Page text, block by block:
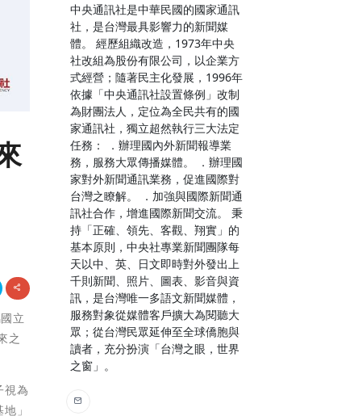
立
之
視為
」
中央通訊社是中華民國的國家通訊
社，是台灣最具影響力的新聞媒
體。 經歷組織改造，1973年中央
社改組為股份有限公司，以企業方
式經營；隨著民主化發展，1996年
依據「中央通訊社設置條例」改制
為財團法人，定位為全民共有的國
家通訊社，獨立超然執行三大法定
任務： ．辦理國內外新聞報導業
務，服務大眾傳播媒體。 ．辦理國
家對外新聞通訊業務，促進國際對
台灣之瞭解。 ．加強與國際新聞通
訊社合作，增進國際新聞交流。 秉
持「正確、領先、客觀、翔實」的
基本原則，中央社專業新聞團隊每
天以中、英、日文即時對外發出上
千則新聞、照片、圖表、影音與資
訊，是台灣唯一多語文新聞媒體，
服務對象從媒體客戶擴大為閱聽大
眾；從台灣民眾延伸至全球僑胞與
讀者，充分扮演「台灣之眼，世界
之窗」。